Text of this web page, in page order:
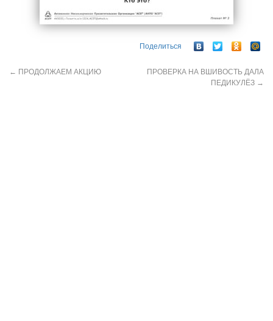
Поделиться
← ПРОДОЛЖАЕМ АКЦИЮ
ПРОВЕРКА НА ВШИВОСТЬ ДАЛА
ПЕДИКУЛЁЗ →